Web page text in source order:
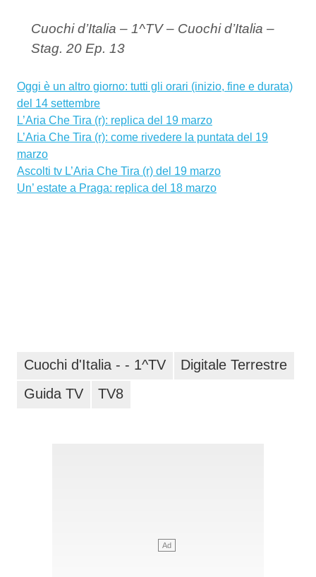
Cuochi d’Italia – 1^TV – Cuochi d’Italia –
Stag. 20 Ep. 13
Oggi è un altro giorno: tutti gli orari (inizio, fine e durata)
del 14 settembre
L’Aria Che Tira (r): replica del 19 marzo
L’Aria Che Tira (r): come rivedere la puntata del 19
marzo
Ascolti tv L’Aria Che Tira (r) del 19 marzo
Un’ estate a Praga: replica del 18 marzo
Cuochi d'Italia - - 1^TV
Digitale Terrestre
Guida TV
TV8